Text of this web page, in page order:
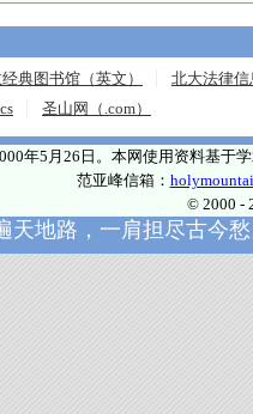
典图书馆（英文）
北大法律信
圣山网（.com）
年5月26日。本网使用资料基于
范亚峰信箱：
© 2000 -
天地路，一肩担尽古今